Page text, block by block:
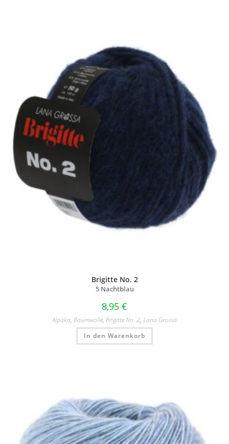
Brigitte No. 2
5 Nachtblau
8,95 €
Alpaka, Baumwolle, Brigitte No. 2, Lana Grossa
In den Warenkorb